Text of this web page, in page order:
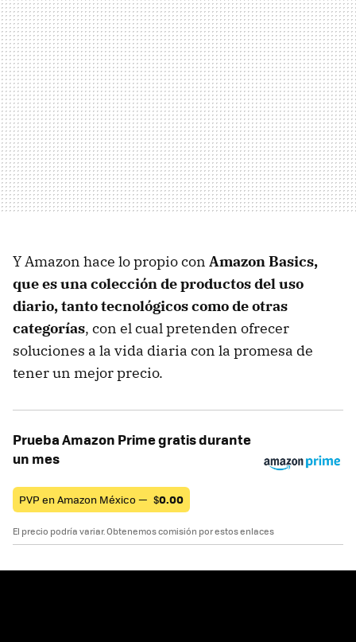
Y Amazon hace lo propio con Amazon Basics,
que es unacolección de productos del uso
diario, tanto tecnológicos como de otras
categorías, con el cual pretenden ofrecer
soluciones a la vida diaria con la promesa de
tener un mejor precio.
Prueba Amazon Prime gratis durante
un mes
PVP en Amazon México — $0.00
El precio podría variar. Obtenemos comisión por estos enlaces